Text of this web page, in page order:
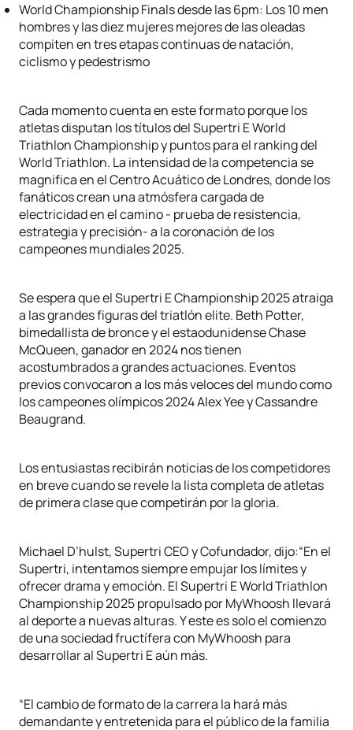
World Championship Finals desde las 6pm: Los 10 men
hombres y las diez mujeres mejores de las oleadas
compiten en tres etapas continuas de natación,
ciclismo y pedestrismo
Cada momento cuenta en este formato porque los
atletas disputan los títulos del Supertri E World
Triathlon Championship y puntos para el ranking del
World Triathlon. La intensidad de la competencia se
magnifica en el Centro Acuático de Londres, donde los
fanáticos crean una atmósfera cargada de
electricidad en el camino - prueba de resistencia,
estrategia y precisión- a la coronación de los
campeones mundiales 2025.
Se espera que el Supertri E Championship 2025 atraiga
a las grandes figuras del triatlón elite. Beth Potter,
bimedallista de bronce y el estaodunidense Chase
McQueen, ganador en 2024 nos tienen
acostumbrados a grandes actuaciones. Eventos
previos convocaron a los más veloces del mundo como
los campeones olímpicos 2024 Alex Yee y Cassandre
Beaugrand.
Los entusiastas recibirán noticias de los competidores
en breve cuando se revele la lista completa de atletas
de primera clase que competirán por la gloria.
Michael D’hulst, Supertri CEO y Cofundador, dijo:“En el
Supertri, intentamos siempre empujar los límites y
ofrecer drama y emoción. El Supertri E World Triathlon
Championship 2025 propulsado por MyWhoosh llevará
al deporte a nuevas alturas. Y este es solo el comienzo
de una sociedad fructífera con MyWhoosh para
desarrollar al Supertri E aún más.
“El cambio de formato de la carrera la hará más
demandante y entretenida para el público de la familia